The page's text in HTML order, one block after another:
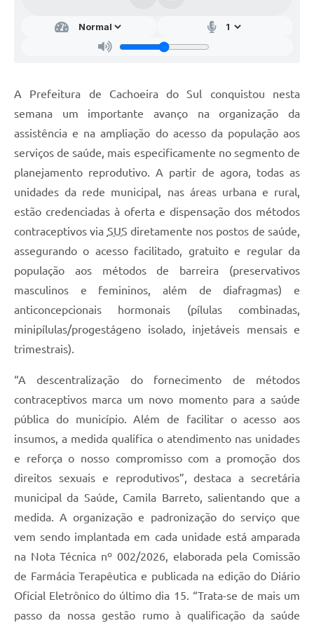
Galeria de Vídeos
Gabinetes e Secretarias
Links
Serviços Online
Telefones Úteis
Agenda
Contato
A Prefeitura de Cachoeira do Sul conquistou nesta
semana um importante avanço na organização da
assistência e na ampliação do acesso da população aos
serviços de saúde, mais especificamente no segmento de
planejamento reprodutivo. A partir de agora, todas as
unidades da rede municipal, nas áreas urbana e rural,
estão credenciadas à oferta e dispensação dos métodos
contraceptivos via SUS diretamente nos postos de saúde,
assegurando o acesso facilitado, gratuito e regular da
população aos métodos de barreira (preservativos
masculinos e femininos, além de diafragmas) e
anticoncepcionais hormonais (pílulas combinadas,
minipílulas/progestágeno isolado, injetáveis mensais e
trimestrais).
“A descentralização do fornecimento de métodos
contraceptivos marca um novo momento para a saúde
pública do município. Além de facilitar o acesso aos
insumos, a medida qualifica o atendimento nas unidades
e reforça o nosso compromisso com a promoção dos
direitos sexuais e reprodutivos”, destaca a secretária
municipal da Saúde, Camila Barreto, salientando que a
medida. A organização e padronização do serviço que
vem sendo implantada em cada unidade está amparada
na Nota Técnica nº 002/2026, elaborada pela Comissão
de Farmácia Terapêutica e publicada na edição do Diário
Oficial Eletrônico do último dia 15. “Trata-se de mais um
passo da nossa gestão rumo à qualificação da saúde